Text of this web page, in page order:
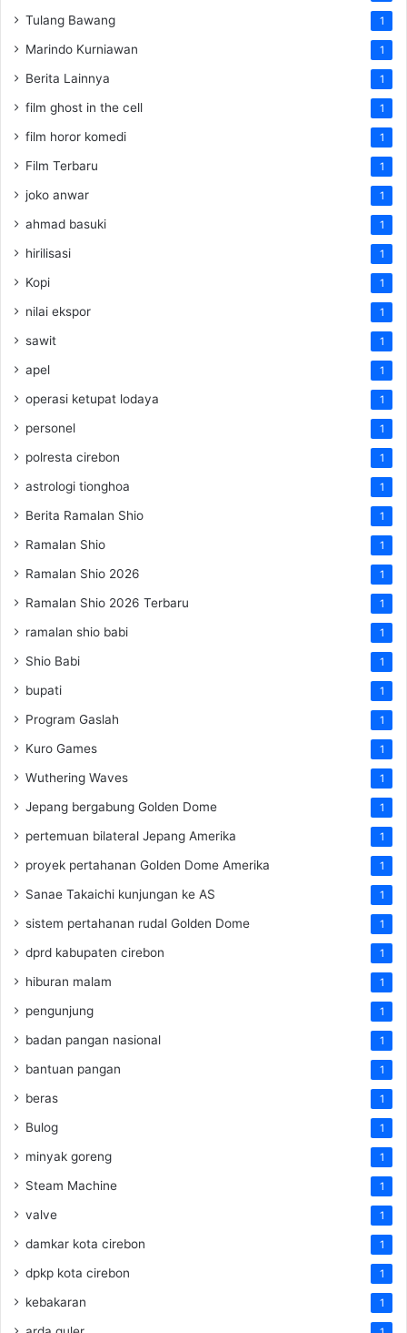
Tulang Bawang 1
Marindo Kurniawan 1
Berita Lainnya 1
film ghost in the cell 1
film horor komedi 1
Film Terbaru 1
joko anwar 1
ahmad basuki 1
hirilisasi 1
Kopi 1
nilai ekspor 1
sawit 1
apel 1
operasi ketupat lodaya 1
personel 1
polresta cirebon 1
astrologi tionghoa 1
Berita Ramalan Shio 1
Ramalan Shio 1
Ramalan Shio 2026 1
Ramalan Shio 2026 Terbaru 1
ramalan shio babi 1
Shio Babi 1
bupati 1
Program Gaslah 1
Kuro Games 1
Wuthering Waves 1
Jepang bergabung Golden Dome 1
pertemuan bilateral Jepang Amerika 1
proyek pertahanan Golden Dome Amerika 1
Sanae Takaichi kunjungan ke AS 1
sistem pertahanan rudal Golden Dome 1
dprd kabupaten cirebon 1
hiburan malam 1
pengunjung 1
badan pangan nasional 1
bantuan pangan 1
beras 1
Bulog 1
minyak goreng 1
Steam Machine 1
valve 1
damkar kota cirebon 1
dpkp kota cirebon 1
kebakaran 1